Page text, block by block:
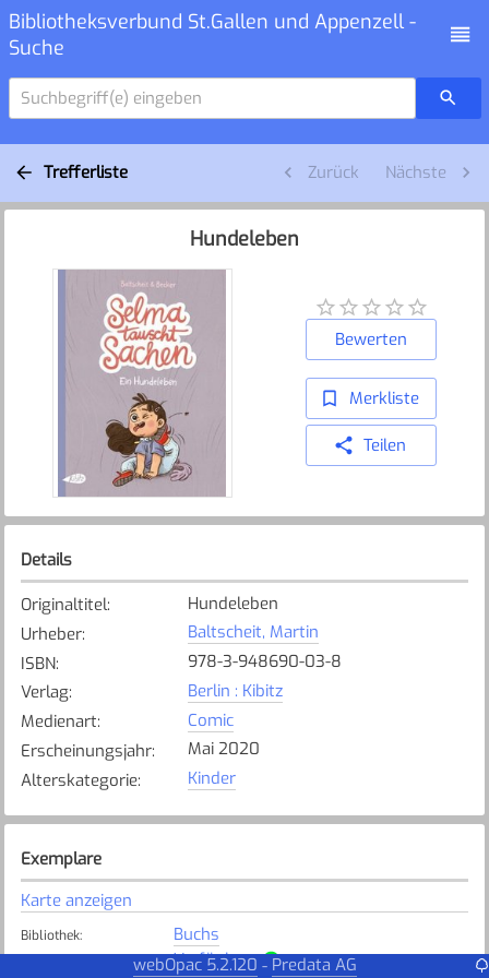
Bibliotheksverbund St.Gallen und Appenzell -
Suche
Suchbegriff(e) eingeben
Trefferliste Zurück Nächste
Hundeleben
Bewerten
Merkliste
Teilen
Details
Originaltitel:
Hundeleben
Urheber:
Baltscheit, Martin
ISBN:
978-3-948690-03-8
Verlag:
Berlin : Kibitz
Medienart:
Comic
Erscheinungsjahr:
Mai 2020
Alterskategorie: Kinder
Exemplare
Karte anzeigen
Bibliothek: Buchs
Verfügbar
webOpac 5.2.120 - Predata AG